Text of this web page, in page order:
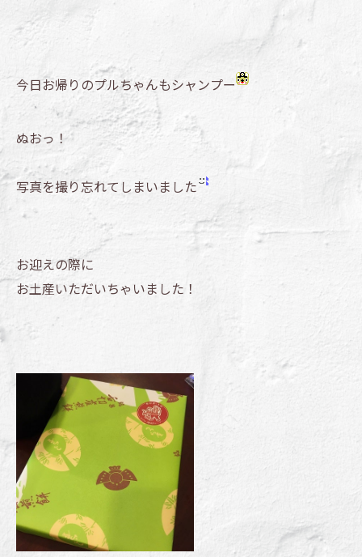
今日お帰りのプルちゃんもシャンプー
ぬおっ！
写真を撮り忘れてしまいました
お迎えの際に
お土産いただいちゃいました！